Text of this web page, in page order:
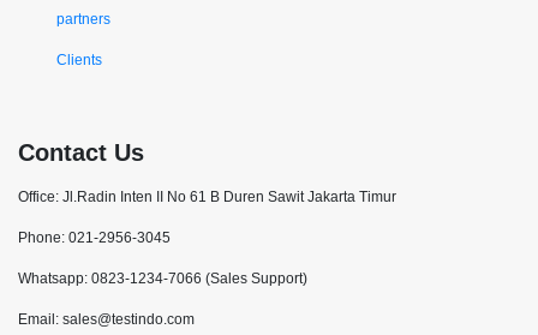
partners
Clients
Contact Us
Office: Jl.Radin Inten II No 61 B Duren Sawit Jakarta Timur
Phone: 021-2956-3045
Whatsapp: 0823-1234-7066 (Sales Support)
Email: sales@testindo.com